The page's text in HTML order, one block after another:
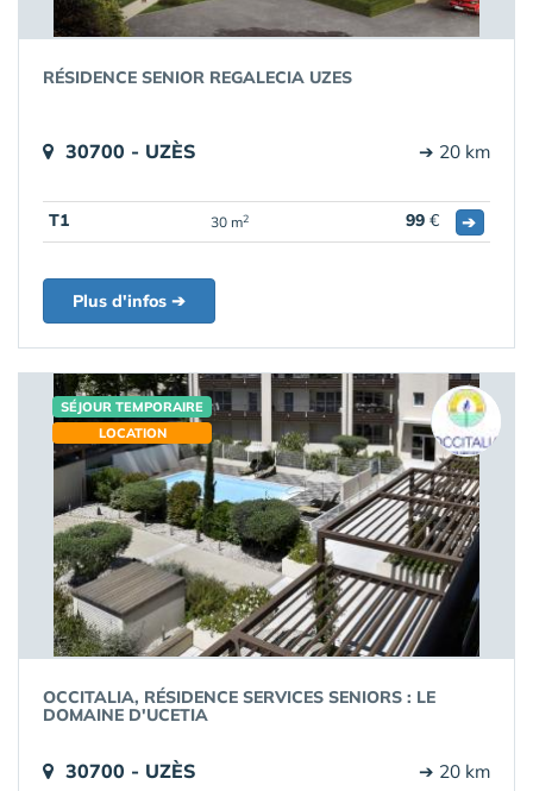
RÉSIDENCE SENIOR REGALECIA UZES
30700 - UZÈS ➔ 20 km
T1 30 m2 99 € ➔
Plus d'infos ➔
SÉJOUR TEMPORAIRE
LOCATION
OCCITALIA, RÉSIDENCE SERVICES SENIORS : LE
DOMAINE D'UCETIA
30700 - UZÈS ➔ 20 km